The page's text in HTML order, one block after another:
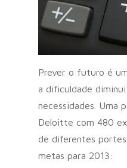
Prever o futuro é
a dificuldade
necessidades. Uma
Deloitte com 480
de diferentes
metas para 2013: